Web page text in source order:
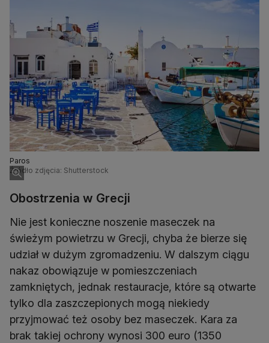
Paros
Źródło zdjęcia: Shutterstock
Obostrzenia w Grecji
Nie jest konieczne noszenie maseczek na
świeżym powietrzu w Grecji, chyba że bierze się
udział w dużym zgromadzeniu. W dalszym ciągu
nakaz obowiązuje w pomieszczeniach
zamkniętych, jednak restauracje, które są otwarte
tylko dla zaszczepionych mogą niekiedy
przyjmować też osoby bez maseczek. Kara za
brak takiej ochrony wynosi 300 euro (1350